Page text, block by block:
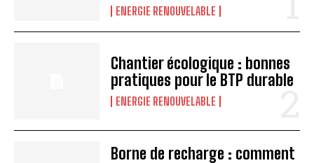
ENERGIE RENOUVELABLE
Chantier écologique : bonnes
pratiques pour le BTP durable
ENERGIE RENOUVELABLE
Borne de recharge : comment